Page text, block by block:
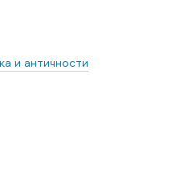
и античности